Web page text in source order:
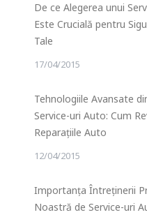
De ce Alegerea unui
Este Crucială pentru
Tale
17/04/2015
Tehnologiile Avansate
Service-uri Auto: Cum
Reparațiile Auto
12/04/2015
Importanța Întreținerii
Noastră de Service-uri